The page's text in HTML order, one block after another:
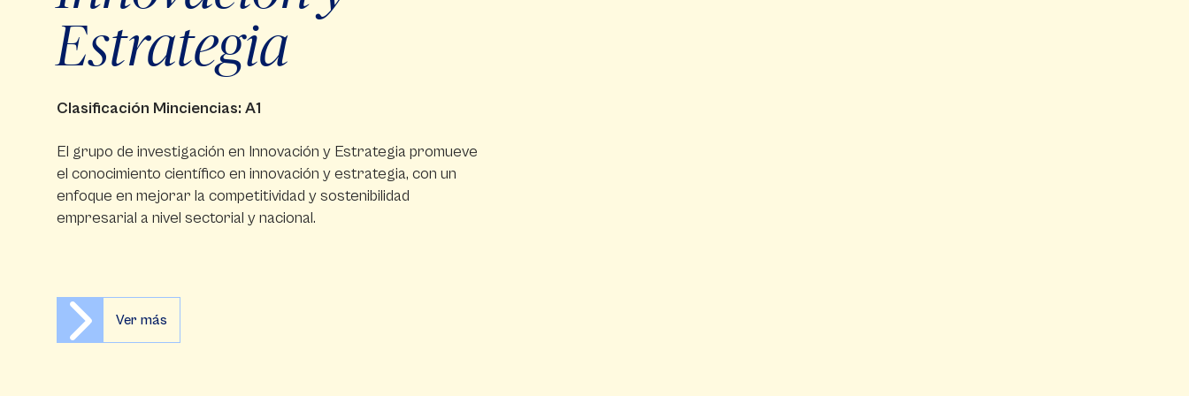
Estrategia
Clasificación Minciencias: A1
El grupo de investigación en Innovación y Estrategia promueve
el conocimiento científico en innovación y estrategia, con un
enfoque en mejorar la competitividad y sostenibilidad
empresarial a nivel sectorial y nacional.
Ver más